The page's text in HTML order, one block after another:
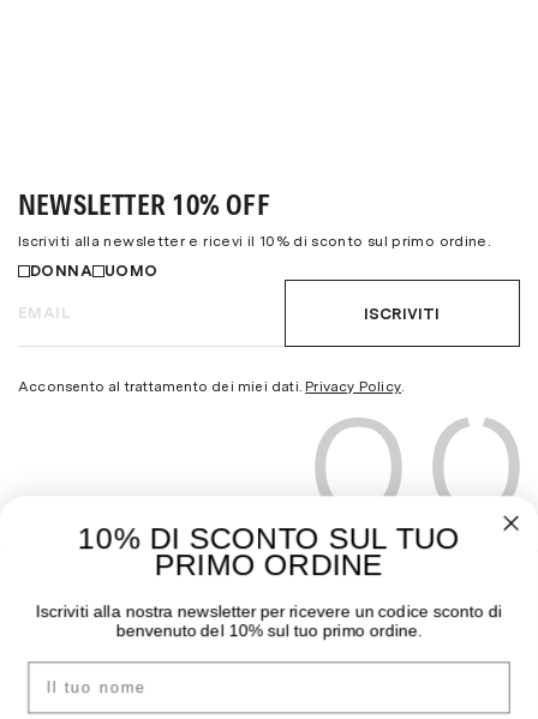
NEWSLETTER 10% OFF
Iscriviti alla newsletter e ricevi il 10% di sconto sul primo ordine.
DONNA
UOMO
ISCRIVITI
Acconsento al trattamento dei miei dati. Privacy Policy.
THE MOODER
I negozi
Contatti
GUIDA ALL’ACQUISTO
Pagamenti
Sostituzioni e Resi
10% DI SCONTO SUL TUO
PRIMO ORDINE
Iscriviti alla nostra newsletter per ricevere un codice sconto di
benvenuto del 10% sul tuo primo ordine.
Nome